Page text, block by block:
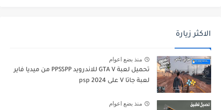
الاكثر زيارة
منذ بضع اعوام
تحميل لعبة GTA V للاندرويد PPSSPP من ميديا فاير
لعبة جاتا V على psp 2024
منذ بضع اعوام